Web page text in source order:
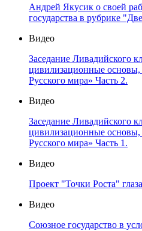
Андрей Якусик о своей
государства в рубрике
Видео
Заседание Ливадийского
цивилизационные
Русского мира» Часть 2.
Видео
Заседание Ливадийского
цивилизационные
Русского мира» Часть 1.
Видео
Проект "Точки Роста"
Видео
Союзное государство в